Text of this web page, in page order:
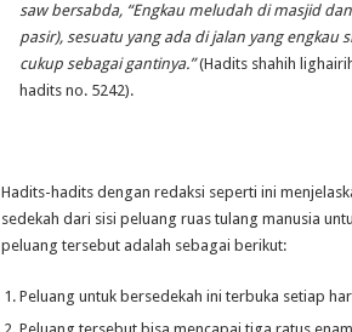
sawbersabda, “Engkau meludah di masjid
pasir), sesuatu yang ada di jalan yang engkau
cukup sebagai gantinya.”(Hadits shahih
hadits no. 5242).
Hadits-hadits dengan redaksi seperti ini
sedekah dari sisi peluang ruas tulang manusia
peluang tersebut adalah sebagai berikut:
Peluang untuk bersedekah ini terbuka setiap